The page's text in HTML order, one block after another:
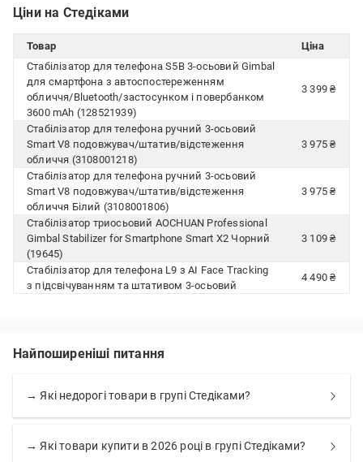
Ціни на Стедіками
Товар
Ціна
Стабілізатор для телефона S5B 3-осьовий Gimbal
для смартфона з автоспостереженням
обличчя/Bluetooth/застосунком і повербанком
3600 mAh (128521939)
3 399 ₴
Стабілізатор для телефона ручний 3-осьовий
Smart V8 подовжувач/штатив/відстеження
обличчя (3108001218)
3 975 ₴
Стабілізатор для телефона ручний 3-осьовий
Smart V8 подовжувач/штатив/відстеження
обличчя Білий (3108001806)
3 975 ₴
Стабілізатор триосьовий AOCHUAN Professional
Gimbal Stabilizer for Smartphone Smart X2 Чорний
(19645)
3 109 ₴
Стабілізатор для телефона L9 з AI Face Tracking
з підсвічуванням та штативом 3-осьовий
4 490 ₴
Найпоширеніші питання
→ Які недорогі товари в групі Стедіками?
→ Які товари купити в 2026 році в групі Стедіками?